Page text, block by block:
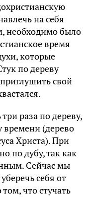
на себя
необходимо было
время
которые
по дереву
свой
раза по дереву,
времени (дерево
Христа). При
по дубу, так как
Сейчас мы
себя от
что стучать